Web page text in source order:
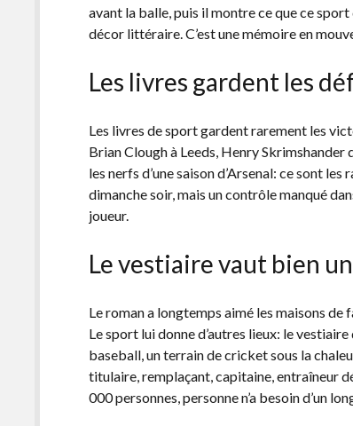
avant la balle, puis il montre ce que ce sport
décor littéraire. C’est une mémoire en
Les livres gardent les
Les livres de sport gardent rarement les
Brian Clough à Leeds, Henry
les nerfs d’une saison d’Arsenal: ce sont
dimanche soir, mais un contrôle manqué
joueur.
Le vestiaire vaut bien
Le roman a longtemps aimé les maisons de
Le sport lui donne d’autres lieux: le
baseball, un terrain de cricket sous la
titulaire, remplaçant, capitaine, entraîneur
000 personnes, personne n’a besoin d’un